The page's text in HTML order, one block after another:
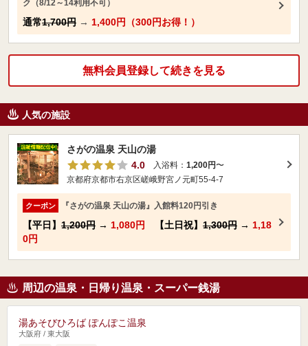
ク（8/12～14利用不可）
通常1,700円 → 1,400円（300円お得！）
無料会員登録して続きを見る
人気の施設
さがの温泉 天山の湯
4.0
入浴料： 1,200円〜
京都府京都市右京区嵯峨野宮ノ元町55-4-7
クーポン 『さがの温泉 天山の湯』入館料120円引き
【平日】 1,200円 → 1,080円 【土日祝】 1,300円 → 1,18
0円
周辺の温泉・日帰り温泉・スーパー銭湯
湯あそびひろば ぽんぽこ温泉
大阪府 / 東大阪